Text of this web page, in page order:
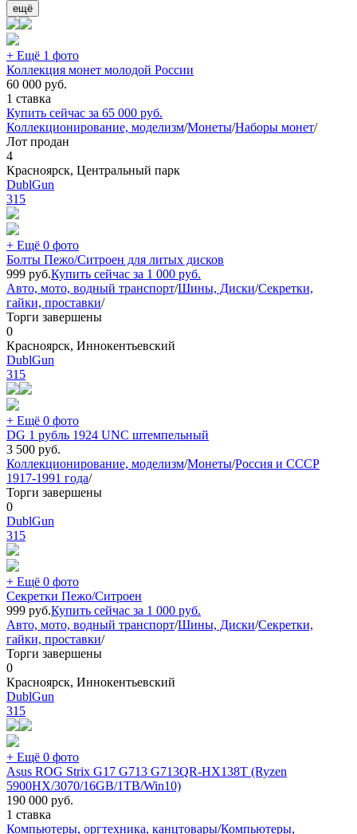
ещё
+ Ещё 1 фото
Коллекция монет молодой России
60 000 руб.
1 ставка
Купить сейчас за 65 000 руб.
Коллекционирование, моделизм/Монеты/Наборы монет/
Лот продан
4
Красноярск, Центральный парк
DublGun
315
+ Ещё 0 фото
Болты Пежо/Ситроен для литых дисков
999 руб.Купить сейчас за 1 000 руб.
Авто, мото, водный транспорт/Шины, Диски/Секретки,
гайки, проставки/
Торги завершены
0
Красноярск, Иннокентьевский
DublGun
315
+ Ещё 0 фото
DG 1 рубль 1924 UNC штемпельный
3 500 руб.
Коллекционирование, моделизм/Монеты/Россия и СССР
1917-1991 года/
Торги завершены
0
DublGun
315
+ Ещё 0 фото
Секретки Пежо/Ситроен
999 руб.Купить сейчас за 1 000 руб.
Авто, мото, водный транспорт/Шины, Диски/Секретки,
гайки, проставки/
Торги завершены
0
Красноярск, Иннокентьевский
DublGun
315
+ Ещё 0 фото
Asus ROG Strix G17 G713 G713QR-HX138T (Ryzen
5900HX/3070/16GB/1TB/Win10)
190 000 руб.
1 ставка
Компьютеры, оргтехника, канцтовары/Компьютеры,